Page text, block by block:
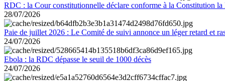
RDC : la Cour constitutionnelle déclare conforme à la Constitution la
28/07/2026
Paie de juillet 2026 : Le Comité de suivi annonce un léger retard et
24/07/2026
Ebola : la RDC dépasse le seuil de 1000 décès
24/07/2026